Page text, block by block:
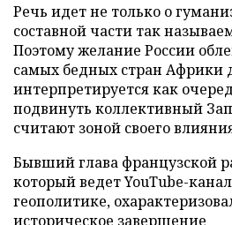
Речь идет не только о
составной части так
Поэтому желание России
самых бедных стран Африки
интерпретируется как
подвинуть коллективный
считают зоной своего
Бывший глава французской
который ведет YouТube-
геополитике,
историческое завершение